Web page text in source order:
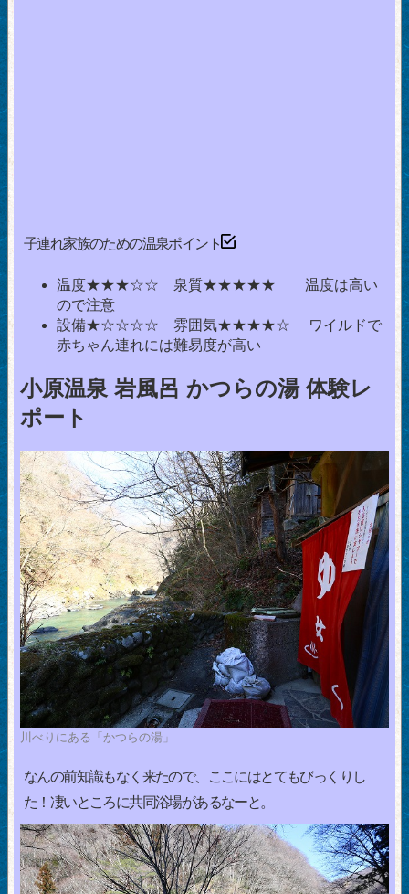
子連れ家族のための温泉ポイント
温度★★★☆☆ 泉質★★★★★ 温度は高い
ので注意
設備★☆☆☆☆ 雰囲気★★★★☆ ワイルドで
赤ちゃん連れには難易度が高い
小原温泉 岩風呂 かつらの湯 体験レ
ポート
川べりにある「かつらの湯」
なんの前知識もなく来たので、ここにはとてもびっくりし
た！凄いところに共同浴場があるなーと。